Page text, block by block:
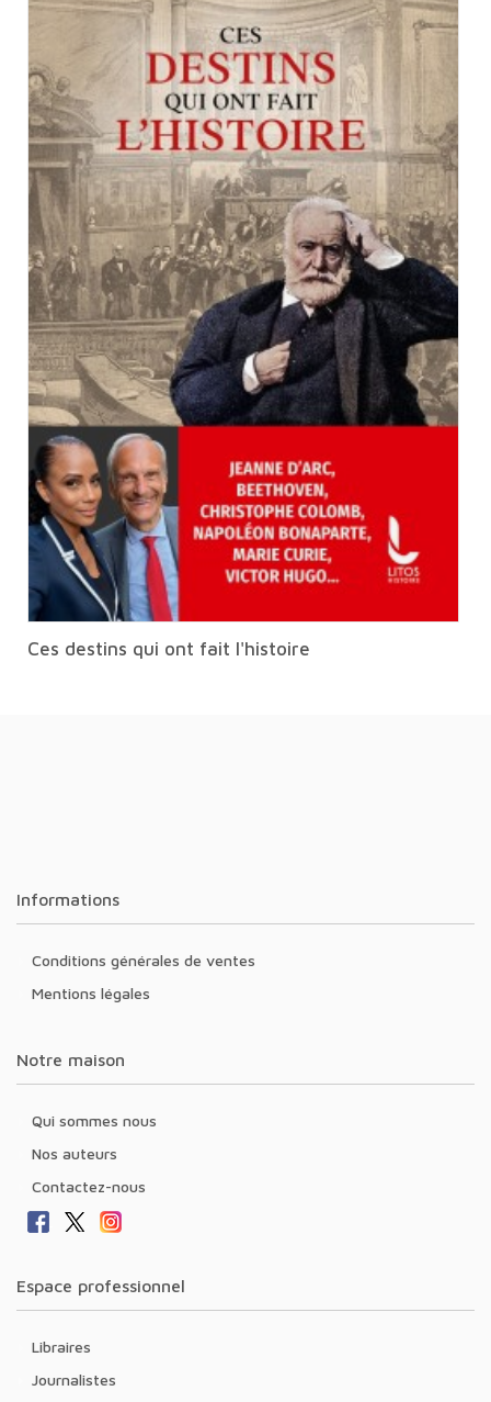
Ces destins qui ont fait l'histoire
Informations
Conditions générales de ventes
Mentions légales
Notre maison
Qui sommes nous
Nos auteurs
Contactez-nous
Espace professionnel
Libraires
Journalistes